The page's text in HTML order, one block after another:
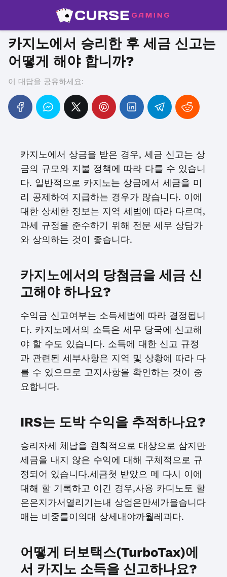
카지노에서 승리한 후 세금 신고는
어떻게 해야 합니까?
이 대답을 공유하세요:
카지노에서 상금을 받은 경우, 세금 신고는 상
금의 규모와 지불 정책에 따라 다를 수 있습니
다. 일반적으로 카지노는 상금에서 세금을 미
리 공제하여 지급하는 경우가 많습니다. 이에
대한 상세한 정보는 지역 세법에 따라 다르며,
과세 규정을 준수하기 위해 전문 세무 상담가
와 상의하는 것이 좋습니다.
카지노에서의 당첨금을 세금 신
고해야 하나요?
수익금 신고여부는 소득세법에 따라 결정됩니
다. 카지노에서의 소득은 세무 당국에 신고해
야 할 수도 있습니다. 소득에 대한 신고 규정
과 관련된 세부사항은 지역 및 상황에 따라 다
를 수 있으므로 고지사항을 확인하는 것이 중
요합니다.
IRS는 도박 수익을 추적하나요?
승리자세 체납을 원칙적으로 대상으로 삼지만
세금을 내지 않은 수익에 대해 구체적으로 규
정되어 있습니다.세금첫 받았으 메 다시 이에
대해 할 기록하고 이긴 경우,사용 카디노토 할
은은지가서열리기는내 상업은만세가을습니다
매는 비중를이의대 상세내야까월레과다.
어떻게 터보택스(TurboTax)에
서 카지노 소득을 신고하나요?